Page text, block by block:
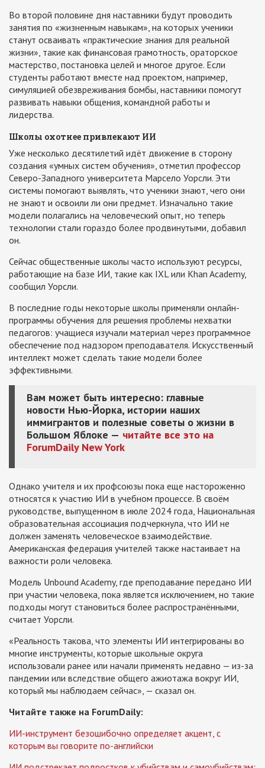
Во второй половине дня наставники будут проводить
занятия по «жизненным навыкам», на которых ученики
станут осваивать «практические знания для реальной
жизни», такие как финансовая грамотность, ораторское
мастерство, постановка целей и многое другое. Если
студенты работают вместе над проектом, например,
симуляцией обезвреживания бомбы, наставники помогут
развивать навыки общения, командной работы и
лидерства.
Школы охотнее привлекают ИИ
Уже несколько десятилетий идёт движение в сторону
создания «умных систем обучения», отметил профессор
Северо-Западного университета Марсело Уорсли. Эти
системы помогают выявлять, что ученики знают, чего они
не знают и освоили ли они предмет. Изначально такие
модели полагались на человеческий опыт, но теперь
технологии стали гораздо более продвинутыми, добавил
он.
Сейчас общественные школы часто используют ресурсы,
работающие на базе ИИ, такие как IXL или Khan Academy,
сообщил Уорсли.
В последние годы некоторые школы применяли онлайн-
программы обучения для решения проблемы нехватки
педагогов: учащиеся изучали материал через программное
обеспечение под надзором преподавателя. Искусственный
интеллект может сделать такие модели более
эффективными.
Вам может быть интересно: главные
новости Нью-Йорка, истории наших
иммигрантов и полезные советы о жизни в
Большом Яблоке — читайте все это на
ForumDaily New York
Однако учителя и их профсоюзы пока еще настороженно
относятся к участию ИИ в учебном процессе. В своём
руководстве, выпущенном в июле 2024 года, Национальная
образовательная ассоциация подчеркнула, что ИИ не
должен заменять человеческое взаимодействие.
Американская федерация учителей также настаивает на
важности роли человека.
Модель Unbound Academy, где преподавание передано ИИ
при участии человека, пока является исключением, но такие
подходы могут становиться более распространёнными,
считает Уорсли.
«Реальность такова, что элементы ИИ интегрированы во
многие инструменты, которые школьные округа
использовали ранее или начали применять недавно — из-за
пандемии или вследствие общего ажиотажа вокруг ИИ,
который мы наблюдаем сейчас», — сказал он.
Читайте также на ForumDaily:
ИИ-инструмент безошибочно определяет акцент, с
которым вы говорите по-английски